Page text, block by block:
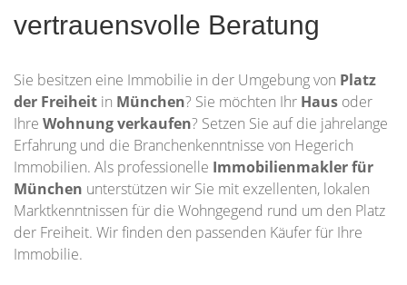
vertrauensvolle Beratung
Sie besitzen eine Immobilie in der Umgebung von Platz
der Freiheit in München? Sie möchten Ihr Haus oder
Ihre Wohnungverkaufen? Setzen Sie auf die jahrelange
Erfahrung und die Branchenkenntnisse von Hegerich
Immobilien. Als professionelle Immobilienmakler für
München unterstützen wir Sie mit exzellenten, lokalen
Marktkenntnissen für die Wohngegend rund um den Platz
der Freiheit. Wir finden den passenden Käufer für Ihre
Immobilie.